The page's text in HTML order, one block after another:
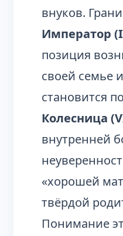
внуков.
Император
позиция
своей семье
становится
Колесница
внутренней
«хорошей
твёрдой
Понимание